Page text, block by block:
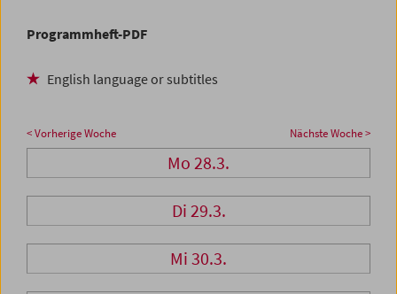
Programmheft-PDF
English language or subtitles
< Vorherige Woche Nächste Woche >
Mo 28.3.
Di 29.3.
Mi 30.3.